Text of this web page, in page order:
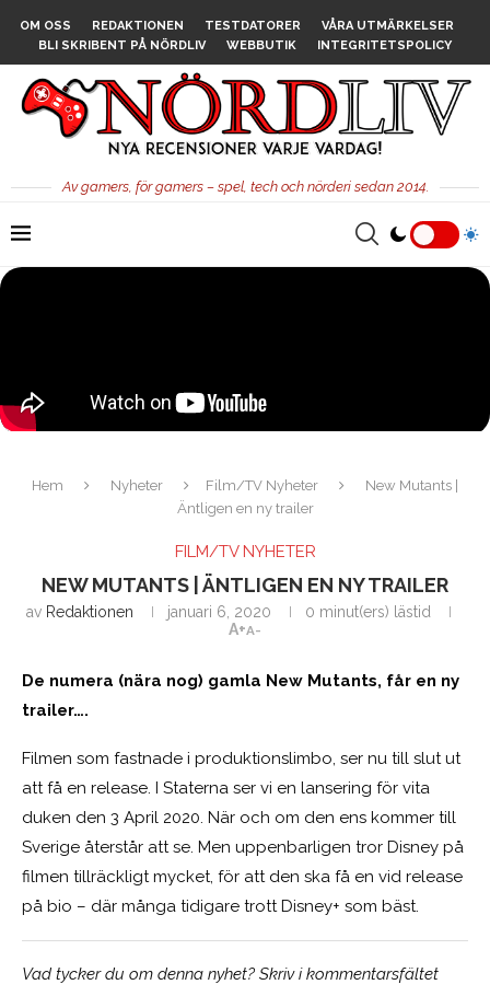
OM OSS REDAKTIONEN TESTDATORER
VÅRA UTMÄRKELSER
BLI SKRIBENT PÅ NÖRDLIV
WEBBUTIK INTEGRITETSPOLICY
Av gamers, för gamers – spel, tech och nörderi sedan 2014.
Hem Nyheter Film/TV Nyheter
New Mutants |
Äntligen en ny trailer
FILM/TV NYHETER
NEW MUTANTS | ÄNTLIGEN EN NY TRAILER
av Redaktionen januari 6, 2020
0 minut(ers) lästid
A+A-
De numera (nära nog) gamla New Mutants, får en ny
trailer….
Filmen som fastnade i produktionslimbo, ser nu till slut ut
att få en release. I Staterna ser vi en lansering för vita
duken den 3 April 2020. När och om den ens kommer till
Sverige återstår att se. Men uppenbarligen tror Disney på
filmen tillräckligt mycket, för att den ska få en vid release
på bio – där många tidigare trott Disney+ som bäst.
Vad tycker du om denna nyhet? Skriv i kommentarsfältet